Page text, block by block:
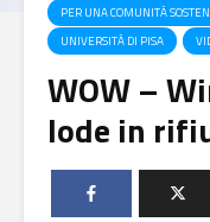
PER UNA COMUNITÀ
UNIVERSITÀ DI PISA
WOW –
lode in